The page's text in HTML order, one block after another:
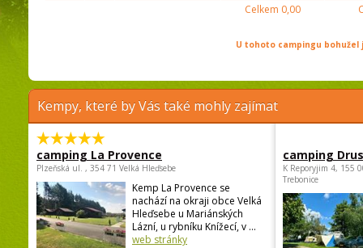
Celkem 0,00
U tohoto campingu
Kempy, které by Vás také mohly zajímat
camping La Provence
Plzeňská ul. , 354 71 Velká Hleďsebe
Kemp La Provence se
nachází na okraji obce Velká
Hleďsebe u Mariánských
Lázní, u rybníku Knížecí, v ...
web stránky
camping
K Reporyjim 4, 155
Trebonice